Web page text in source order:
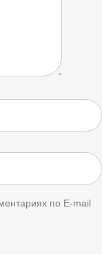
по E-mail